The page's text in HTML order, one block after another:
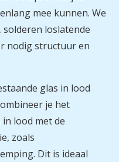
mee kunnen. We
solderen loslatende
nodig structuur en
glas in lood
je het
lood met de
zoals
Dit is ideaal